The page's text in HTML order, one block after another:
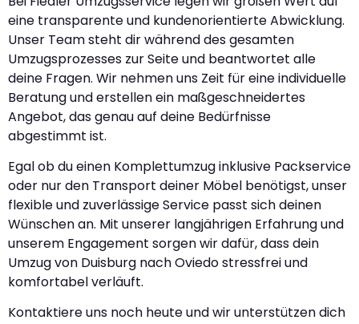
eine transparente und kundenorientierte Abwicklung.
Unser Team steht dir während des gesamten
Umzugsprozesses zur Seite und beantwortet alle
deine Fragen. Wir nehmen uns Zeit für eine individuelle
Beratung und erstellen ein maßgeschneidertes
Angebot, das genau auf deine Bedürfnisse
abgestimmt ist.
Egal ob du einen Komplettumzug inklusive Packservice
oder nur den Transport deiner Möbel benötigst, unser
flexible und zuverlässige Service passt sich deinen
Wünschen an. Mit unserer langjährigen Erfahrung und
unserem Engagement sorgen wir dafür, dass dein
Umzug von Duisburg nach Oviedo stressfrei und
komfortabel verläuft.
Kontaktiere uns noch heute und wir unterstützen dich